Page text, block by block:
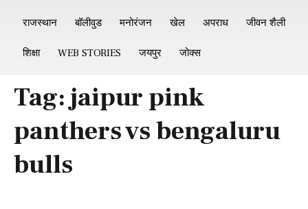
राजस्थान बॉलीवुड मनोरंजन खेल अपराध जीवन शैली
शिक्षा WEB STORIES जयपुर जोक्स
Tag:jaipur pink
panthers vs bengaluru
bulls